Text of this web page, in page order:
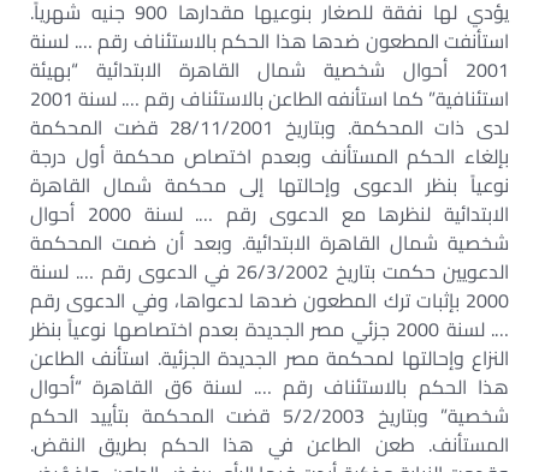
يؤدي لها نفقة للصغار بنوعيها مقدارها 900 جنيه شهرياً.
استأنفت المطعون ضدها هذا الحكم بالاستئناف رقم …. لسنة
2001 أحوال شخصية شمال القاهرة الابتدائية “بهيئة
استئنافية” كما استأنفه الطاعن بالاستئناف رقم …. لسنة 2001
لدى ذات المحكمة. وبتاريخ 28/11/2001 قضت المحكمة
بإلغاء الحكم المستأنف وبعدم اختصاص محكمة أول درجة
نوعياً بنظر الدعوى وإحالتها إلى محكمة شمال القاهرة
الابتدائية لنظرها مع الدعوى رقم …. لسنة 2000 أحوال
شخصية شمال القاهرة الابتدائية. وبعد أن ضمت المحكمة
الدعويين حكمت بتاريخ 26/3/2002 في الدعوى رقم …. لسنة
2000 بإثبات ترك المطعون ضدها لدعواها، وفي الدعوى رقم
…. لسنة 2000 جزئي مصر الجديدة بعدم اختصاصها نوعياً بنظر
النزاع وإحالتها لمحكمة مصر الجديدة الجزئية. استأنف الطاعن
هذا الحكم بالاستئناف رقم …. لسنة 6ق القاهرة “أحوال
شخصية” وبتاريخ 5/2/2003 قضت المحكمة بتأييد الحكم
المستأنف. طعن الطاعن في هذا الحكم بطريق النقض.